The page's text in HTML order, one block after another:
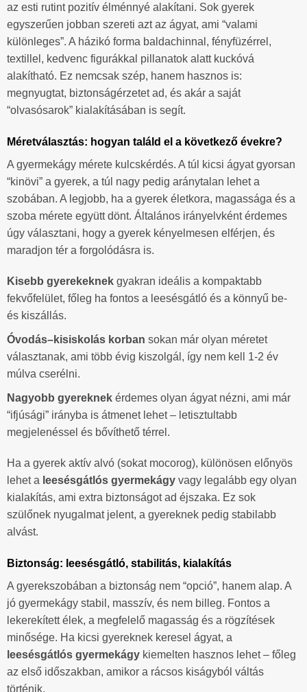
az esti rutint pozitív élménnyé alakítani. Sok gyerek
egyszerűen jobban szereti azt az ágyat, ami “valami
különleges”. A házikó forma baldachinnal, fényfüzérrel,
textillel, kedvenc figurákkal pillanatok alatt kuckóvá
alakítható. Ez nemcsak szép, hanem hasznos is:
megnyugtat, biztonságérzetet ad, és akár a saját
“olvasósarok” kialakításában is segít.
Méretválasztás: hogyan találd el a következő évekre?
A gyermekágy mérete kulcskérdés. A túl kicsi ágyat gyorsan
“kinövi” a gyerek, a túl nagy pedig aránytalan lehet a
szobában. A legjobb, ha a gyerek életkora, magassága és a
szoba mérete együtt dönt. Általános irányelvként érdemes
úgy választani, hogy a gyerek kényelmesen elférjen, és
maradjon tér a forgolódásra is.
Kisebb gyerekeknek gyakran ideális a kompaktabb
fekvőfelület, főleg ha fontos a leesésgátló és a könnyű be-
és kiszállás.
Óvodás–kisiskolás korban sokan már olyan méretet
választanak, ami több évig kiszolgál, így nem kell 1-2 év
múlva cserélni.
Nagyobb gyereknek érdemes olyan ágyat nézni, ami már
“ifjúsági” irányba is átmenet lehet – letisztultabb
megjelenéssel és bővíthető térrel.
Ha a gyerek aktív alvó (sokat mocorog), különösen előnyös
lehet a leesésgátlós gyermekágy vagy legalább egy olyan
kialakítás, ami extra biztonságot ad éjszaka. Ez sok
szülőnek nyugalmat jelent, a gyereknek pedig stabilabb
alvást.
Biztonság: leesésgátló, stabilitás, kialakítás
A gyerekszobában a biztonság nem “opció”, hanem alap. A
jó gyermekágy stabil, masszív, és nem billeg. Fontos a
lekerekített élek, a megfelelő magasság és a rögzítések
minősége. Ha kicsi gyereknek keresel ágyat, a
leesésgátlós gyermekágy kiemelten hasznos lehet – főleg
az első időszakban, amikor a rácsos kiságyból váltás
történik.